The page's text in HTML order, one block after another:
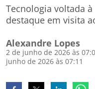
Tecnologia voltada
destaque em visita
Alexandre Lopes
2 de junho de 2026 às
junho de 2026 às 07:11